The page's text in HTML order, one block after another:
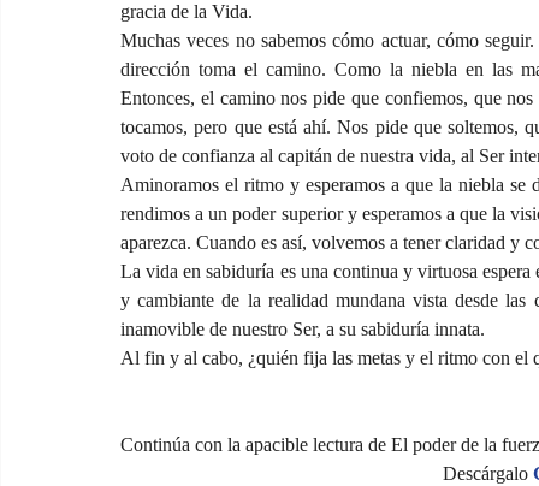
gracia de la Vida.
Muchas veces no sabemos cómo actuar, cómo
dirección toma el camino. Como la niebla en las
Entonces, el camino nos pide que confiemos, que
tocamos, pero que está ahí. Nos pide que soltemos,
voto de confianza al capitán de nuestra vida, al Ser
Aminoramos el ritmo y esperamos a que la niebla se
rendimos a un poder superior y esperamos a que la
aparezca. Cuando es así, volvemos a tener claridad y
La vida en sabiduría es una continua y virtuosa
y cambiante de la realidad mundana vista desde las
inamovible de nuestro Ser, a su sabiduría innata.
Al fin y al cabo, ¿quién fija las metas y el ritmo con el
Continúa con la apacible lectura de El poder de la
Descárgalo